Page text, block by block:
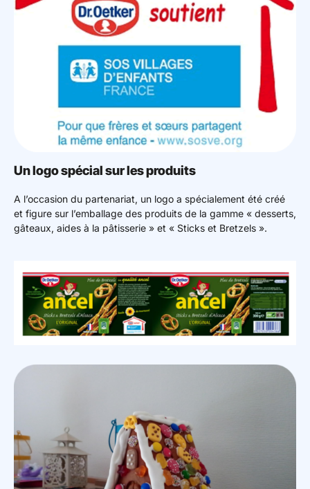
Un logo spécial sur les produits
A l’occasion du partenariat, un logo a spécialement été créé
et figure sur l’emballage des produits de la gamme « desserts,
gâteaux, aides à la pâtisserie » et « Sticks et Bretzels ».